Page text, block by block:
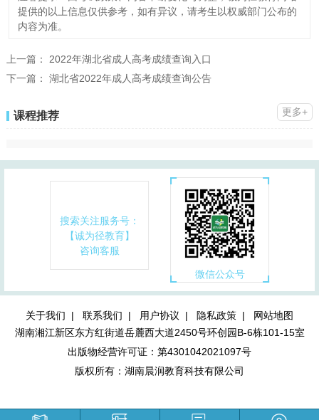
提供的以上信息仅供参考，如有异议，请考生以权威部门公布的
内容为准。
上一篇： 2022年湖北省成人高考成绩查询入口
下一篇： 湖北省2022年成人高考成绩查询公告
课程推荐 更多+
搜索关注服务号：
【诚为径教育】
咨询客服
微信公众号
关于我们 | 联系我们 | 用户协议 | 隐私政策 |
网站地图
湖南湘江新区东方红街道岳麓西大道2450号环创园B-6栋101-15室
出版物经营许可证：第4301042021097号
版权所有：湖南晨润教育科技有限公司